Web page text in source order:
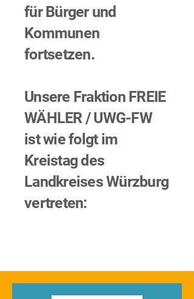
für Bürger und
Kommunen
fortsetzen.
Unsere Fraktion FREIE
WÄHLER / UWG-FW
ist wie folgt im
Kreistag des
Landkreises Würzburg
vertreten:​